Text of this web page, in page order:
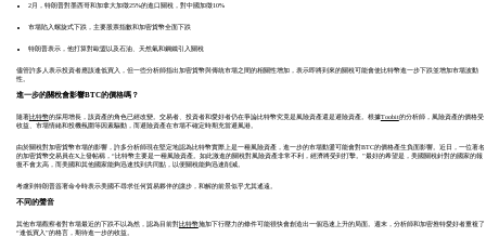
2月，特朗普對墨西哥和加拿大加徵25%的進口關稅，對中國加徵10%
市場陷入螺旋式下跌，主要股票指數和加密貨幣全面下跌
特朗普表示，他打算對歐盟以及石油、天然氣和鋼鐵引入關稅
儘管許多人表示投資者應該逢低買入，但一些分析師指出加密貨幣與傳統市場之間的相關性增加，表示即將到來的關稅可能會使比特幣進一步下跌並增加市場波動
性。
進一步的關稅會影響BTC的價格嗎？
隨著比特幣的採用增長，該資產的角色已經改變。交易者、投資者和愛好者仍在爭論比特幣究竟是風險資產還是避險資產。根據Toobit的分析師，風險資產的價格受
收益、市場情緒和投機氛圍等因素驅動，而避險資產在市場不確定時期充當避風港。
由於關稅對加密貨幣市場的影響，許多分析師現在堅定地認為比特幣實際上是一種風險資產，進一步的市場動盪可能會對BTC的價格產生負面影響。近日，一位著名
的加密貨幣交易員在X上發帖稱，“比特幣主要是一種風險資產。如此激進的關稅對風險資產非常不利，經濟將受到打擊。”最好的希望是，美國關稅針對的國家的報
復不會太高，而美國和其他國家能夠迅速找到共同點，以便關稅能夠迅速削減。
考慮到特朗普簽署命令時表示美國不尋求任何貿易夥伴的讓步，和解的前景似乎尤其遙遠。
不同的聲音
其他市場觀察者對市場最近的下跌不以為然，認為目前對比特幣施加下行壓力的條件可能很快會創造出一個迅速上升的局面。週末，分析師和加密推特愛好者重複了
“逢低買入”的格言，期待進一步的收益。